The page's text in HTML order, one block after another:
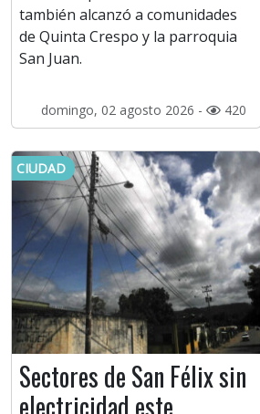
también alcanzó a comunidades
de Quinta Crespo y la parroquia
San Juan.
domingo, 02 agosto 2026 - 420
CIUDAD
Sectores de San Félix sin
electricidad este